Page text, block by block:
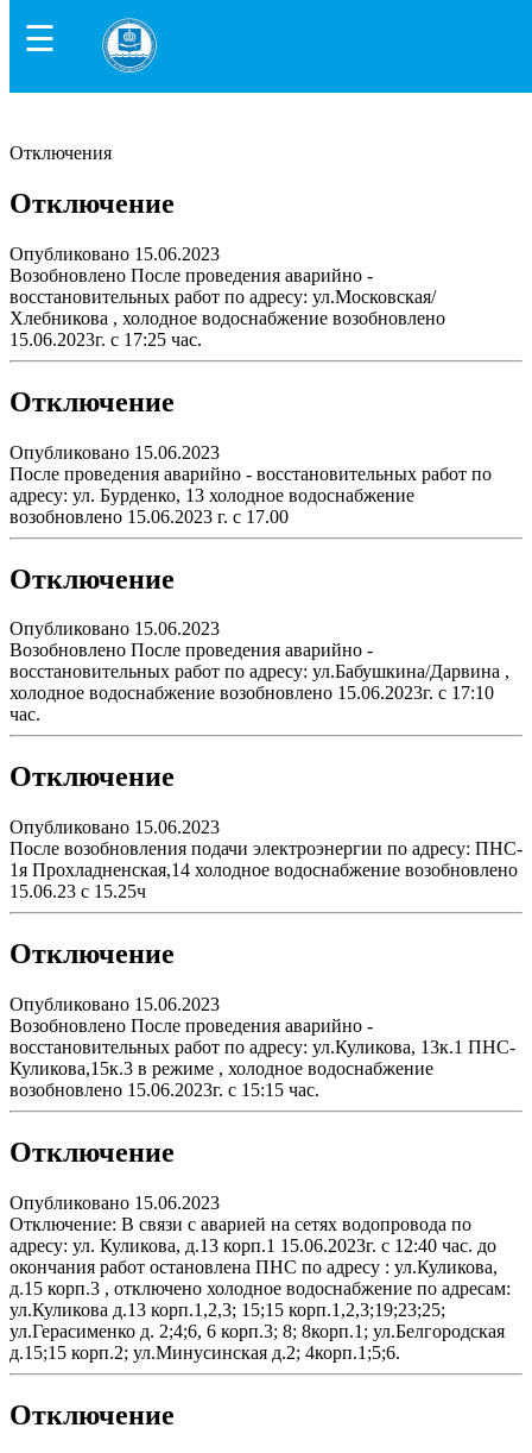
☰
Отключения
Отключение
Опубликовано 15.06.2023
Возобновлено После проведения аварийно -
восстановительных работ по адресу: ул.Московская/
Хлебникова , холодное водоснабжение возобновлено
15.06.2023г. с 17:25 час.
Отключение
Опубликовано 15.06.2023
После проведения аварийно - восстановительных работ по
адресу: ул. Бурденко, 13 холодное водоснабжение
возобновлено 15.06.2023 г. с 17.00
Отключение
Опубликовано 15.06.2023
Возобновлено После проведения аварийно -
восстановительных работ по адресу: ул.Бабушкина/Дарвина ,
холодное водоснабжение возобновлено 15.06.2023г. с 17:10
час.
Отключение
Опубликовано 15.06.2023
После возобновления подачи электроэнергии по адресу: ПНС-
1я Прохладненская,14 холодное водоснабжение возобновлено
15.06.23 с 15.25ч
Отключение
Опубликовано 15.06.2023
Возобновлено После проведения аварийно -
восстановительных работ по адресу: ул.Куликова, 13к.1 ПНС-
Куликова,15к.3 в режиме , холодное водоснабжение
возобновлено 15.06.2023г. с 15:15 час.
Отключение
Опубликовано 15.06.2023
Отключение: В связи с аварией на сетях водопровода по
адресу: ул. Куликова, д.13 корп.1 15.06.2023г. с 12:40 час. до
окончания работ остановлена ПНС по адресу : ул.Куликова,
д.15 корп.3 , отключено холодное водоснабжение по адресам:
ул.Куликова д.13 корп.1,2,3; 15;15 корп.1,2,3;19;23;25;
ул.Герасименко д. 2;4;6, 6 корп.3; 8; 8корп.1; ул.Белгородская
д.15;15 корп.2; ул.Минусинская д.2; 4корп.1;5;6.
Отключение